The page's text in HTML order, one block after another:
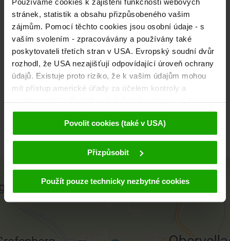
stránek, statistik a obsahu přizpůsobeného vašim
zájmům. Pomocí těchto cookies jsou osobní údaje - s
vaším svolením - zpracovávány a používány také
poskytovateli třetích stran v USA. Evropský soudní dvůr
rozhodl, že USA nezajišťují odpovídající úroveň ochrany
údajů. Existuje proto riziko, že k vašim údajům mohou
mít přístup americké úřady za účelem kontroly a
monitorování v důsledku příslušných nařízení vůči
poskytovatelům třetích stran (např. Google, Meta) a že
proti tomu nejsou k dispozici žádné účinné právní
prostředky. Kliknutím na tlačítko "Přijmout cookies"
souhlasíte s tím, že cookies mohou být používány námi
a poskytovateli třetích stran (také v USA). Tyto údaje
Další podrobnosti týkající se cookies a případné pozdější
Povolit cookies (také v USA)
Přizpůsobit
Použít pouze technicky nezbytné cookies
9831 Flattach
Tel.: +43 4785 615 oder 333
info@ flattach.at
Raggaschlucht
Opening hours
May to September
+